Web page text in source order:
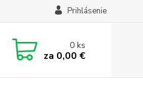
Prihlásenie
0ks
za 0,00 €